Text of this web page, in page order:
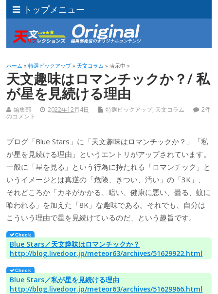
トップメニュー
ホーム »特選ピックアップ» 天文コラム » 表示中 »
天文趣味はロマンチックか？/ 私
が星を見続ける理由
編集部 2022年12月4日 特選ピックアップ, 天文コラム
2件
のコメント
ブログ「Blue Stars」に「天文趣味はロマンチックか？」「私
が星を見続ける理由」というエントリがアップされています。
一般に「星を見る」という行為に持たれる「ロマンチック」と
いうイメージとは真逆の「危険、きつい、汚い」の「3K」、
それどころか「カネがかかる、暗い、健康に悪い、曇る、蚊に
喰われる」を加えた「8K」な趣味である。それでも、自分は
こういう理由で星を見続けているのだ、という趣旨です。
Blue Stars／天文趣味はロマンチックか？
http://blog.livedoor.jp/meteor63/archives/51629922.html
Blue Stars／私が星を見続ける理由
http://blog.livedoor.jp/meteor63/archives/51629966.html